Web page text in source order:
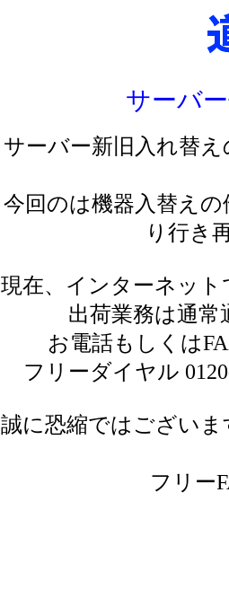
サーバ
サーバー新旧入れ替
今回のは機器入替え
り行き
現在、インターネッ
出荷業務は通
お電話もしくは
フリーダイヤル
誠に恐縮ではござい
フリー